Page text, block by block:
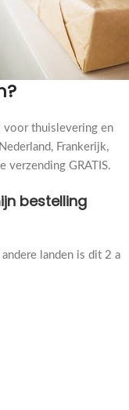
voor thuislevering en
Frankerijk,
verzending GRATIS.
bestelling
landen is dit 2 a